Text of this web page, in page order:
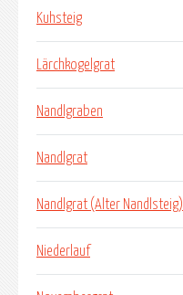
Kuhsteig
Lärchkogelgrat
Nandlgraben
Nandlgrat
Nandlgrat (Alter Nandlsteig)
Niederlauf